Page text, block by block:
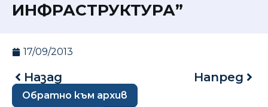
ИНФРАСТРУКТУРА”
17/09/2013
Назад Напред
Обратно към архив